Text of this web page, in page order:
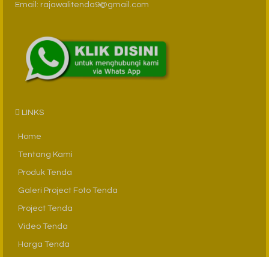
Email: rajawalitenda9@gmail.com
LINKS
Home
Tentang Kami
Produk Tenda
Galeri Project Foto Tenda
Project Tenda
Video Tenda
Harga Tenda